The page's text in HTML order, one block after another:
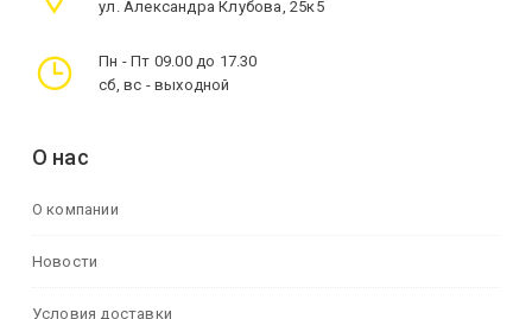
ул. Александра Клубова, 25к5
Пн - Пт 09.00 до 17.30
сб, вс - выходной
О нас
О компании
Новости
Условия доставки